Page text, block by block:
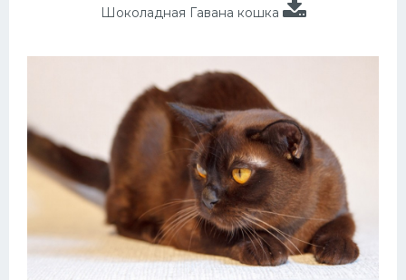
Шоколадная Гавана кошка